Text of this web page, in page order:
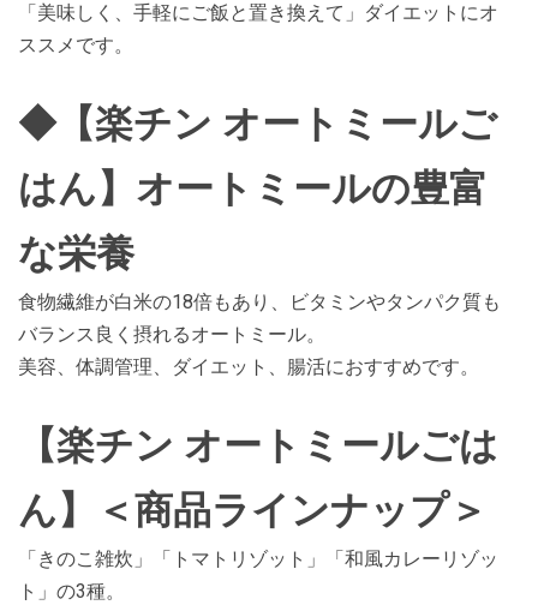
「美味しく、手軽にご飯と置き換えて」ダイエットにオ
ススメです。
◆【楽チン オートミールご
はん】オートミールの豊富
な栄養
食物繊維が白米の18倍もあり、ビタミンやタンパク質も
バランス良く摂れるオートミール。
美容、体調管理、ダイエット、腸活におすすめです。
【楽チン オートミールごは
ん】＜商品ラインナップ＞
「きのこ雑炊」「トマトリゾット」「和風カレーリゾッ
ト」の3種。